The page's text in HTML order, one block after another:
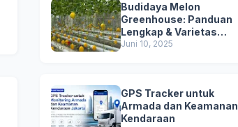
Budidaya Melon
Greenhouse: Panduan
Lengkap & Varietas
Unggul
Juni 10, 2025
GPS Tracker untuk
Armada dan Keamanan
Kendaraan